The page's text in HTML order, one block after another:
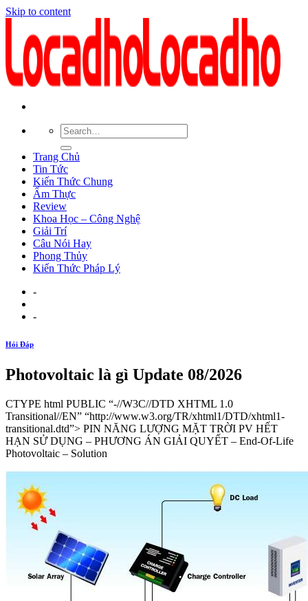
Skip to content
Trang Chủ
Tin Tức
Kiến Thức Chung
Ẩm Thực
Review
Khoa Học – Công Nghệ
Giải Trí
Câu Nói Hay
Phong Thủy
Kiến Thức Pháp Lý
-
-
Hỏi Đáp
Photovoltaic là gì Update 08/2026
CTYPE html PUBLIC “-//W3C//DTD XHTML 1.0
Transitional//EN” “http://www.w3.org/TR/xhtml1/DTD/xhtml1-
transitional.dtd”> PIN NĂNG LƯỢNG MẶT TRỜI PV HẾT
HẠN SỬ DỤNG – PHƯƠNG ÁN GIẢI QUYẾT – End-Of-Life
Photovoltaic – Solution